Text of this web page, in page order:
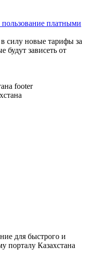
платными
силу новые тарифы за
будут зависеть от
для быстрого и
порталу Казахстана